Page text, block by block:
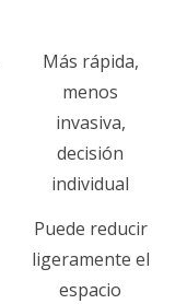
Más rápida,
menos
invasiva,
decisión
individual
Puede reducir
ligeramente el
espacio